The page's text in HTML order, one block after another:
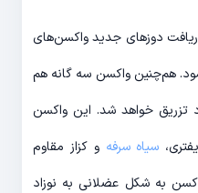
دوزهای جدید واکسن‌های
هم‌چنین واکسن سه گانه هم
تزریق خواهد شد. این واکسن
سیاه سرفه و کزاز مقاوم
به شکل عضلانی به نوزاد